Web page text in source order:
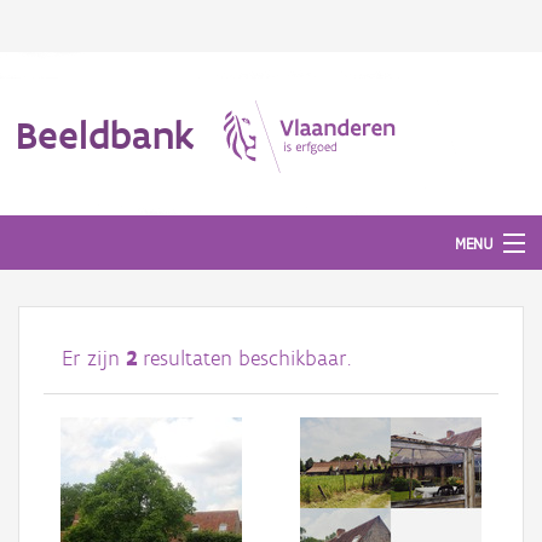
Beeldbank
MENU
Afbeeldingen
#BeeldIndeKijker
Over ons
Er zijn 2 resultaten beschikbaar.